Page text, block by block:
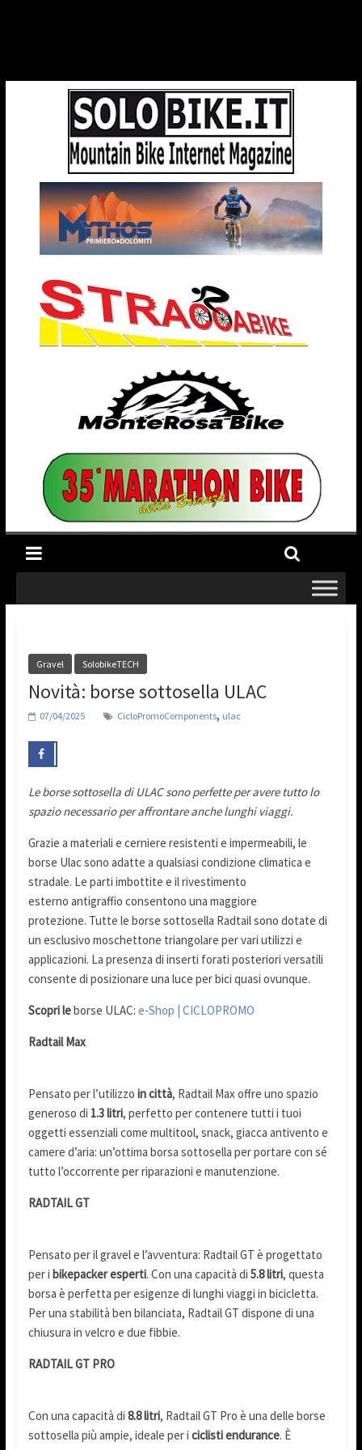
Gravel SolobikeTECH
Novità: borse sottosella ULAC
07/04/2025 CicloPromoComponents, ulac
Le borse sottosella di ULAC sono perfette per avere tutto lo
spazio necessario per affrontare anche lunghi viaggi.
Grazie a materiali e cerniere resistenti e impermeabili, le
borse Ulac sono adatte a qualsiasi condizione climatica e
stradale. Le parti imbottite e il rivestimento
esterno antigraffio consentono una maggiore
protezione. Tutte le borse sottosella Radtail sono dotate di
un esclusivo moschettone triangolare per vari utilizzi e
applicazioni. La presenza di inserti forati posteriori versatili
consente di posizionare una luce per bici quasi ovunque.
Scopri leborse ULAC: e-Shop | CICLOPROMO
Radtail Max
Pensato per l’utilizzo in città, Radtail Max offre uno spazio
generoso di 1.3 litri, perfetto per contenere tutti i tuoi
oggetti essenziali come multitool, snack, giacca antivento e
camere d’aria: un’ottima borsa sottosella per portare con sé
tutto l’occorrente per riparazioni e manutenzione.
RADTAIL GT
Pensato per il gravel e l’avventura: Radtail GT è progettato
per i bikepacker esperti. Con una capacità di 5.8 litri, questa
borsa è perfetta per esigenze di lunghi viaggi in bicicletta.
Per una stabilità ben bilanciata, Radtail GT dispone di una
chiusura in velcro e due fibbie.
RADTAIL GT PRO
Con una capacità di 8.8 litri, Radtail GT Pro è una delle borse
sottosella più ampie, ideale per i ciclisti endurance. È